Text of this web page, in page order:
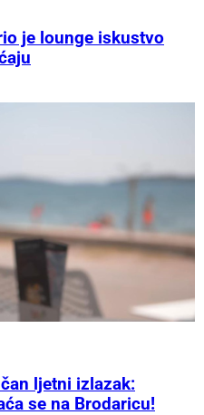
je lounge iskustvo
ljetni izlazak:
se na Brodaricu!